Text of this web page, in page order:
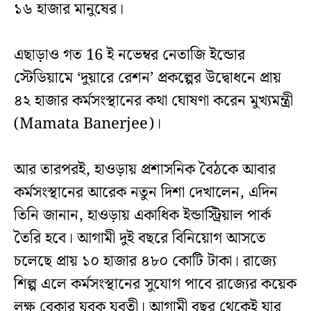
১৬ হাজার মানুষের।
এছাড়াও গত 16 ই নভেম্বর নেতাজি ইন্ডোর
স্টেডিয়ামে ‘দুয়ারে রেশন’ প্রকল্পের উদ্বোধনে প্রায়
৪২ হাজার কর্মসংস্থানের কথা ঘোষণা করেন মুখ্যমন্ত্রী
(Mamata Banerjee)।
আর তারপরই, হাওড়ায় প্রশাসনিক বৈঠকে আবার
কর্মসংস্থানের আরেক নতুন দিশা দেখালেন, এদিন
তিনি জানান, হাওড়ায় একাধিক ইন্ডাস্ট্রিয়াল পার্ক
তৈরি হবে। আগামী দুই বছরে বিনিয়োগ আসতে
চলেছে প্রায় ১০ হাজার ৪৮০ কোটি টাকা। রাজ্যে
শিল্প এলে কর্মসংস্থানের সুযোগ পাবে রাজ্যের কয়েক